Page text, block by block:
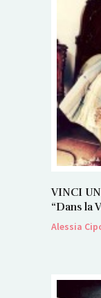
VINCI
“Dans la
Alessia